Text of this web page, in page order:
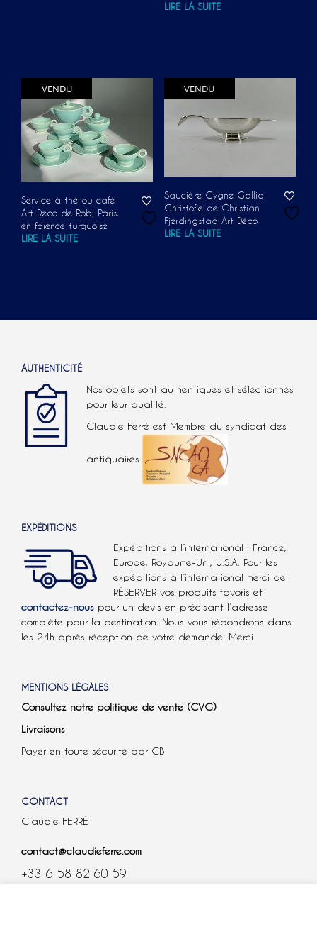
LIRE LA SUITE
VENDU
Service à thé ou café
Art Déco de Robj Paris,
en faïence turquoise
LIRE LA SUITE
VENDU
Saucière Cygne Gallia
Christofle de Christian
Fjerdingstad Art Déco
LIRE LA SUITE
AUTHENTICITÉ
Nos objets sont authentiques et séléctionnés
pour leur qualité.
Claudie Ferré est Membre du syndicat des
antiquaires.
EXPÉDITIONS
Expéditions à l’international : France,
Europe, Royaume-Uni, U.S.A. Pour les
expéditions à l’international merci de
RÉSERVER vos produits favoris et
contactez-nous pour un devis en précisant l’adresse
complète pour la destination. Nous vous répondrons dans
les 24h après réception de votre demande. Merci.
MENTIONS LÉGALES
Consultez notre politique de vente (CVG)
Livraisons
Payer en toute sécurité par CB
CONTACT
Claudie FERRÉ
contact@claudieferre.com
+33 6 58 82 60 59